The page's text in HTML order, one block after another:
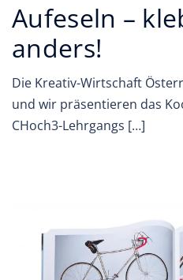
Aufeseln –
anders!
Die Kreativ-Wirtschaft
und wir präsentieren das
CHoch3-Lehrgangs […]